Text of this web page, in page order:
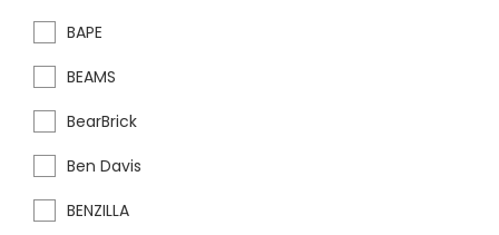
BAPE
BEAMS
BearBrick
Ben Davis
BENZILLA